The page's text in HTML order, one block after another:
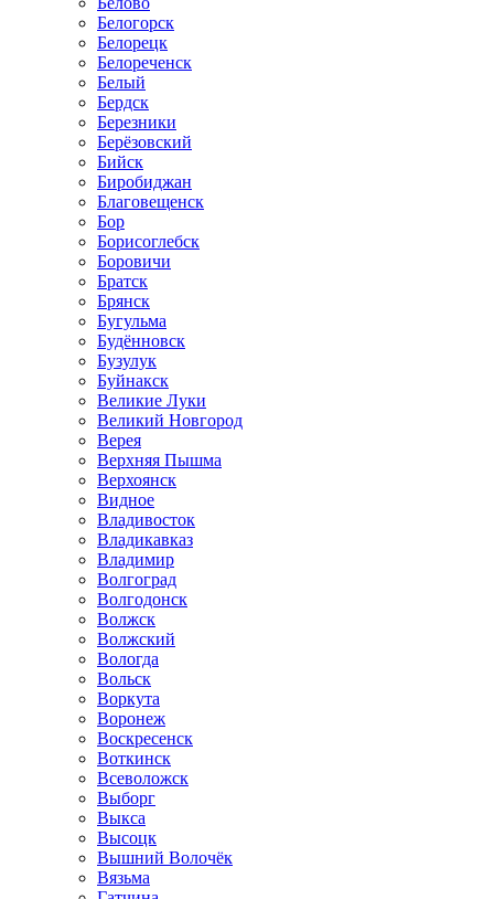
Белогорск
Белорецк
Белореченск
Белый
Бердск
Березники
Берёзовский
Бийск
Биробиджан
Благовещенск
Бор
Борисоглебск
Боровичи
Братск
Брянск
Бугульма
Будённовск
Бузулук
Буйнакск
Великие Луки
Великий Новгород
Верея
Верхняя Пышма
Верхоянск
Видное
Владивосток
Владикавказ
Владимир
Волгоград
Волгодонск
Волжск
Волжский
Вологда
Вольск
Воркута
Воронеж
Воскресенск
Воткинск
Всеволожск
Выборг
Выкса
Высоцк
Вышний Волочёк
Вязьма